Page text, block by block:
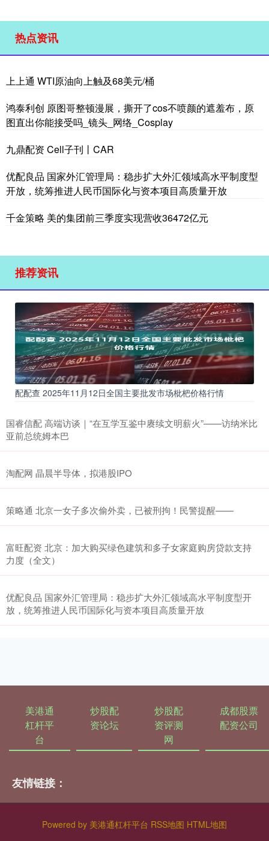
热点资讯
上上通 WTI原油向上触及68美元/桶
鸿泰利创 原图哥整顿漫展，撕开了cos不喷颜的遮羞布，原
图直出你能接受吗_镜头_网络_Cosplay
九鼎配资 Cell子刊丨CAR
优配良品 国家外汇管理局：稳步扩大外汇领域高水平制度型
开放，统筹推进人民币国际化与资本项目高质量开放
千金策略 美的集团前三季度实现营收36472亿元
推荐资讯
配配查 2025年11月12日全国主要批发市场枇杷价格行情
国睿信配 高端访谈｜“在互学互鉴中赓续文明薪火”——访纳米比
亚前总统姆本巴
淘配网 晶晨半导体，拟港股IPO
策略通 北京一女子多次偷外卖，已被刑拘！民警提醒——
富旺配资 北京：加大购买绿色建筑和多子女家庭购房贷款支持
力度（全文）
优配良品 国家外汇管理局：稳步扩大外汇领域高水平制度型开
放，统筹推进人民币国际化与资本项目高质量开放
美港通
杠杆平
台
炒股配
资论坛
炒股配
资评测
网
成都股票
配资公司
友情链接：
Powered by 美港通杠杆平台 RSS地图 HTML地图